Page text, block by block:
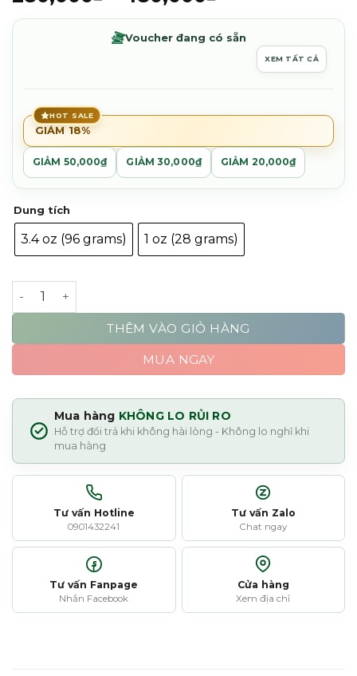
0.0
giá:
từ
280,000₫
Voucher đang có sẵn
XEM TẤT CẢ
HOT SALE
GIẢM 18%
GIẢM 50,000₫ GIẢM 30,000₫ GIẢM 20,000₫
Dung tích
3.4 oz (96 grams) 1 oz (28 grams)
Shear Revival Little Eden - Oil Based Clay số lượng
THÊM VÀO GIỎ HÀNG
MUA NGAY
Mua hàng KHÔNG LO RỦI RO
Hỗ trợ đổi trả khi không hài lòng - Không lo nghĩ khi
mua hàng
Tư vấn Hotline
0901432241
Tư vấn Zalo
Chat ngay
Tư vấn Fanpage
Nhắn Facebook
Cửa hàng
Xem địa chỉ